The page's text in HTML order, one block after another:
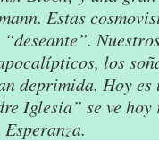
Estas
los
deprimida. Hoy
Iglesia” se ve